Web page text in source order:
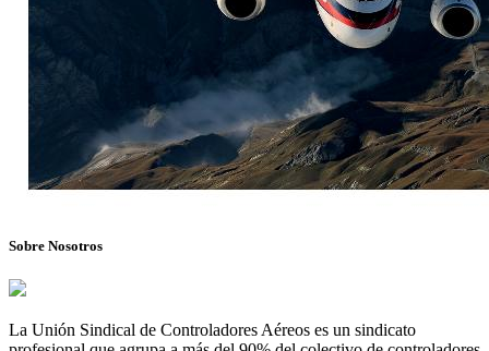
Sobre Nosotros
La Unión Sindical de Controladores Aéreos es un sindicato